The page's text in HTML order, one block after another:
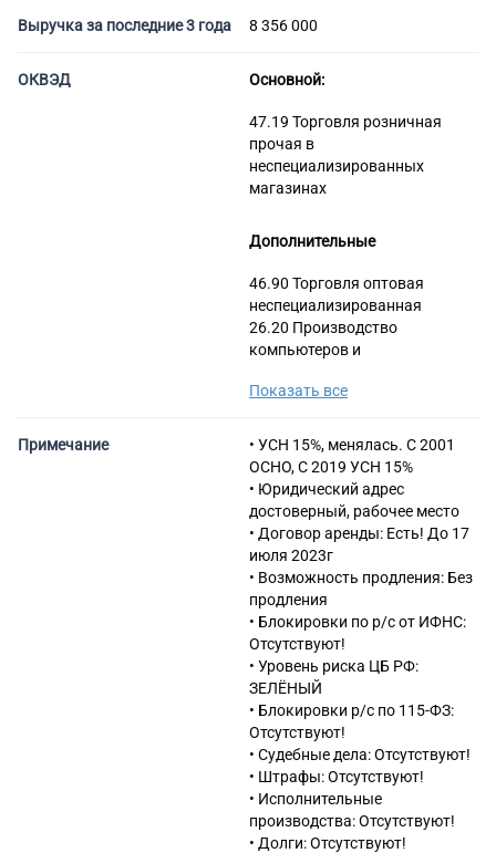
Выручка за последние 3 года 8 356 000
ОКВЭД Основной:
47.19 Торговля розничная
прочая в
неспециализированных
магазинах
Дополнительные
46.90 Торговля оптовая
неспециализированная
26.20 Производство
компьютеров и
46.52 Торговля оптовая
телекоммуникационным
оборудованием и его
запасными частями
46.69 Торговля оптовая
прочими машинами и
оборудованием
52.10 Деятельность по
складированию и хранению
52.21 Деятельность
вспомогательная, связанная с
сухопутным транспортом
52.29 Деятельность
вспомогательная прочая,
связанная с перевозками
62.09 Деятельность,
связанная с использованием
вычислительной техники и
информационных технологий,
прочая
Показать все
Примечание
• УСН 15%, менялась. С 2001
ОСНО, С 2019 УСН 15%
• Юридический адрес
достоверный, рабочее место
• Договор аренды: Есть! До 17
июля 2023г
• Возможность продления: Без
продления
• Блокировки по р/с от ИФНС:
Отсутствуют!
• Уровень риска ЦБ РФ:
ЗЕЛЁНЫЙ
• Блокировки р/с по 115-ФЗ:
Отсутствуют!
• Судебные дела: Отсутствуют!
• Штрафы: Отсутствуют!
• Исполнительные
производства: Отсутствуют!
• Долги: Отсутствуют!